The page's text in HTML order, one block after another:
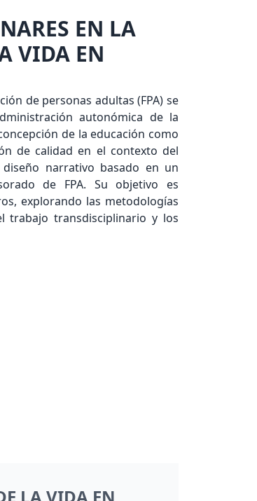
EN LA
VIDA EN
de personas adultas (FPA) se
autonómica de la
de la educación como
de calidad en el contexto del
narrativo basado en un
de FPA. Su objetivo es
explorando las metodologías
trabajo transdisciplinario y los